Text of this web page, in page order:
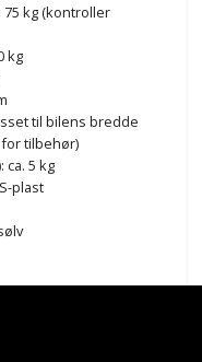
kg (kontroller
kg
til bilens bredde
for tilbehør)
5 kg
plast